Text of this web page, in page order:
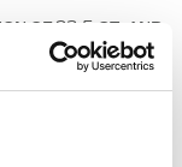
of 23.5 ct. and
000 rose gold.
sapphires